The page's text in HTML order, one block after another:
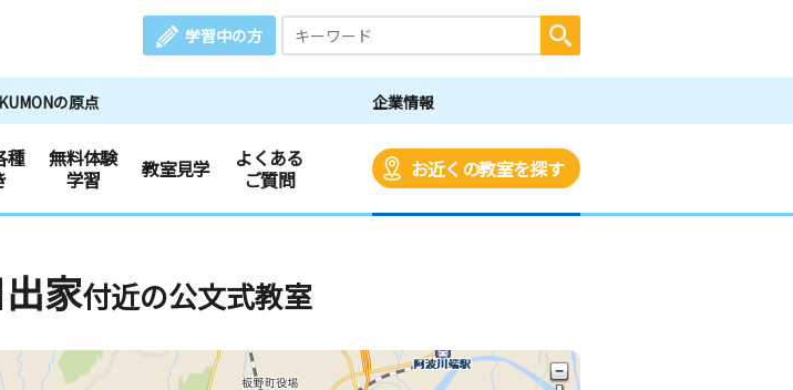
学習中の方
KUMONの原点 企業情報
種
無料体験
学習
教室見学
よくある
ご質問
お近くの教室を探す
家付近の公文式教室